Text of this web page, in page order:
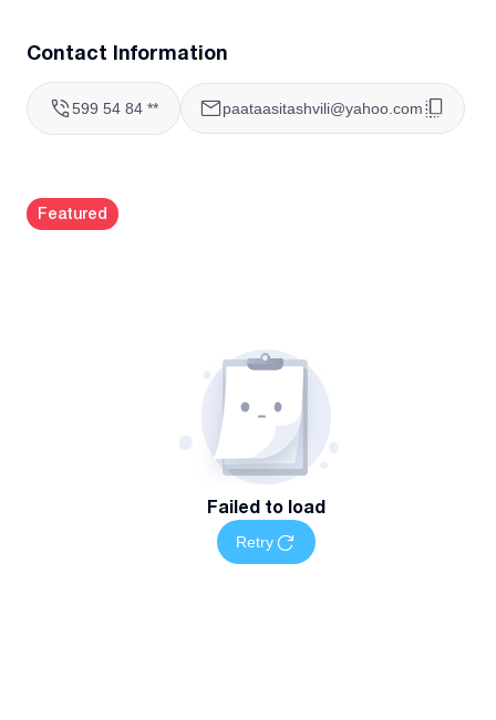
Contact Information
599 54 84 ** paataasitashvili@yahoo.com
Featured
Failed to load
Retry